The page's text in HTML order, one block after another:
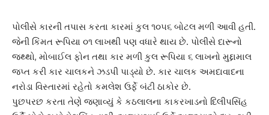
પોલીસે કારની તપાસ કરતા કારમાં કુલ ૧૦૫૬ બોટલ મળી આવી હતી.
જેની કિંમત રૂપિયા ૦૧ લાખથી પણ વધારે થાય છે. પોલીસે દારૂનો
જથ્થો, મોબાઈલ ફોન તથા કાર મળી કુલ રૂપિયા ૬ લાખનો મુદ્દામાલ
જપ્ત કરી કાર ચાલકને ઝડપી પાડ્યો છે. કાર ચાલક અમદાવાદના
નરોડા વિસ્તારમાં રહેતો કમલેશ ઉર્ફે બંટી ઠાકોર છે.
પુછપરછ કરતા તેણે જણાવ્યું કે કઠલાલના કાકરખાડનો દિલીપસિંહ